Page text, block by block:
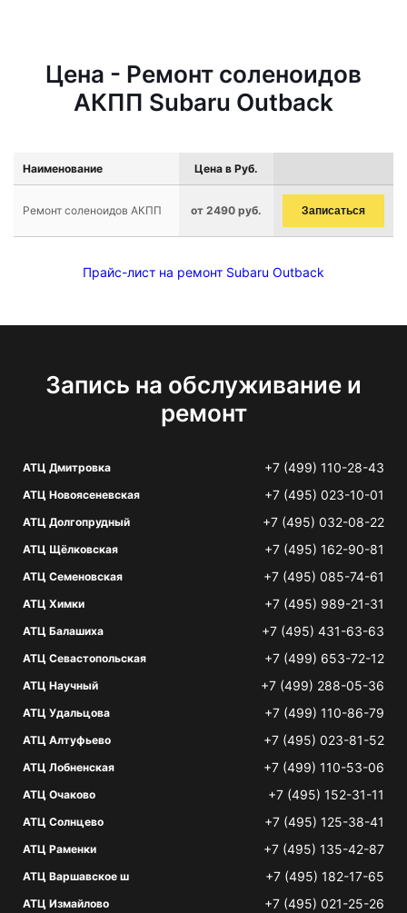
Цена - Ремонт соленоидов
АКПП Subaru Outback
Наименование Цена в Руб.
Ремонт соленоидов АКПП от 2490 руб. Записаться
Прайс-лист на ремонт Subaru Outback
Запись на обслуживание и
ремонт
АТЦ Дмитровка +7 (499) 110-28-43
АТЦ Новоясеневская +7 (495) 023-10-01
АТЦ Долгопрудный +7 (495) 032-08-22
АТЦ Щёлковская +7 (495) 162-90-81
АТЦ Семеновская +7 (495) 085-74-61
АТЦ Химки +7 (495) 989-21-31
АТЦ Балашиха +7 (495) 431-63-63
АТЦ Севастопольская +7 (499) 653-72-12
АТЦ Научный +7 (499) 288-05-36
АТЦ Удальцова +7 (499) 110-86-79
АТЦ Алтуфьево +7 (495) 023-81-52
АТЦ Лобненская +7 (499) 110-53-06
АТЦ Очаково +7 (495) 152-31-11
АТЦ Солнцево +7 (495) 125-38-41
АТЦ Раменки +7 (495) 135-42-87
АТЦ Варшавское ш +7 (495) 182-17-65
АТЦ Измайлово +7 (495) 021-25-26